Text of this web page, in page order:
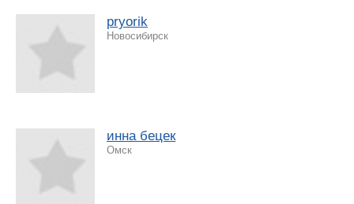
pryorik
Новосибирск
инна бецек
Омск